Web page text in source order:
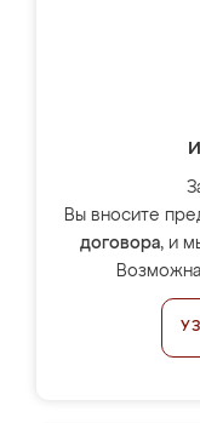
Вы вносите
договора, и